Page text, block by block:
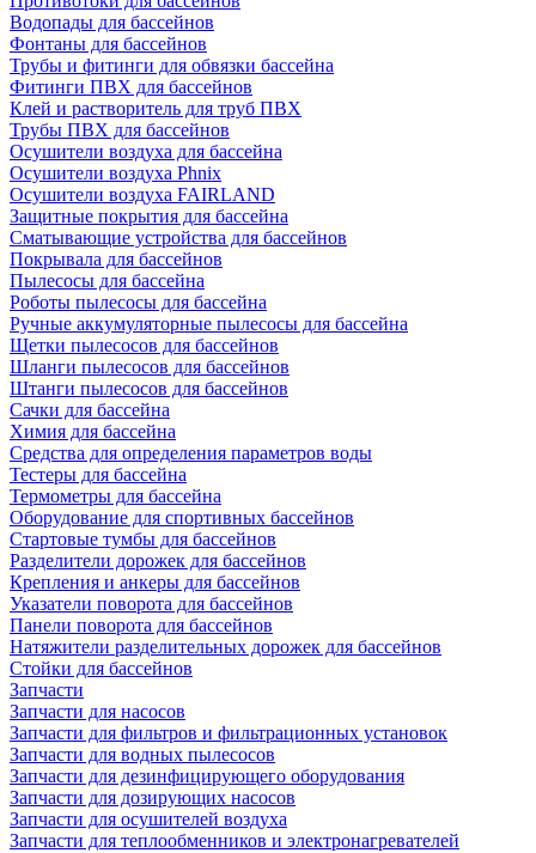
Водопады для бассейнов
Фонтаны для бассейнов
Трубы и фитинги для обвязки бассейна
Фитинги ПВХ для бассейнов
Клей и растворитель для труб ПВХ
Трубы ПВХ для бассейнов
Осушители воздуха для бассейна
Осушители воздуха Phnix
Осушители воздуха FAIRLAND
Защитные покрытия для бассейна
Сматывающие устройства для бассейнов
Покрывала для бассейнов
Пылесосы для бассейна
Роботы пылесосы для бассейна
Ручные аккумуляторные пылесосы для бассейна
Щетки пылесосов для бассейнов
Шланги пылесосов для бассейнов
Штанги пылесосов для бассейнов
Сачки для бассейна
Химия для бассейна
Средства для определения параметров воды
Тестеры для бассейна
Термометры для бассейна
Оборудование для спортивных бассейнов
Стартовые тумбы для бассейнов
Разделители дорожек для бассейнов
Крепления и анкеры для бассейнов
Указатели поворота для бассейнов
Панели поворота для бассейнов
Натяжители разделительных дорожек для бассейнов
Стойки для бассейнов
Запчасти
Запчасти для насосов
Запчасти для фильтров и фильтрационных установок
Запчасти для водных пылесосов
Запчасти для дезинфицирующего оборудования
Запчасти для дозирующих насосов
Запчасти для осушителей воздуха
Запчасти для теплообменников и электронагревателей